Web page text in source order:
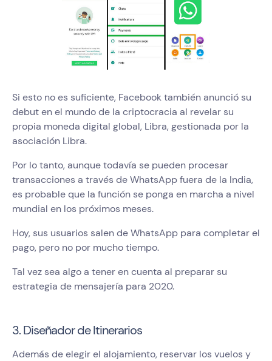
Si esto no es suficiente, Facebook también anunció su
debut en el mundo de la criptocracia al revelar su
propia moneda digital global, Libra, gestionada por la
asociación Libra.
Por lo tanto, aunque todavía se pueden procesar
transacciones a través de WhatsApp fuera de la India,
es probable que la función se ponga en marcha a nivel
mundial en los próximos meses.
Hoy, sus usuarios salen de WhatsApp para completar el
pago, pero no por mucho tiempo.
Tal vez sea algo a tener en cuenta al preparar su
estrategia de mensajería para 2020.
3. Diseñador de Itinerarios
Además de elegir el alojamiento, reservar los vuelos y